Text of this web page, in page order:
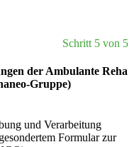
Schritt 5 von 5
der Ambulante Reha
Gruppe)
und Verarbeitung
Formular zur